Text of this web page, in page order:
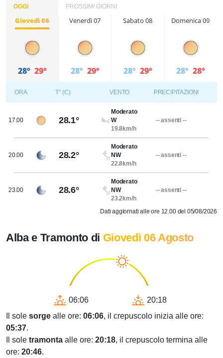
OGGI PROSSIMI GIORNI
Giovedì 06
28° 29°
Venerdì 07
28° 29°
Sabato 08
28° 29°
Domenica 09
28° 28°
ORA T° (C) VENTO PRECIPITAZIONI
17.00 28.1°
Moderato
W
19.8km/h
-- assenti --
20.00 28.2°
Moderato
NW
22.8km/h
-- assenti --
23.00 28.6°
Moderato
NW
23.2km/h
-- assenti --
Dati aggiornati alle ore 12.00 del 05/08/2026
Alba e Tramonto di Giovedì 06 Agosto
06:06
20:18
Il sole sorge alle ore: 06:06, il crepuscolo inizia alle ore:
05:37.
Il sole tramonta alle ore: 20:18, il crepuscolo termina alle
ore: 20:46.